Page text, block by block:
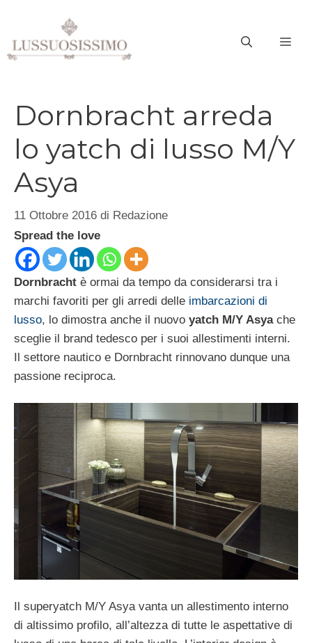
contenuto
Dornbracht arreda
lo yatch di lusso M/Y
Asya
11 Ottobre 2016 di Redazione
Spread the love
Dornbracht è ormai da tempo da considerarsi tra i
marchi favoriti per gli arredi delle imbarcazioni di
lusso, lo dimostra anche il nuovo yatch M/Y Asyache
sceglie il brand tedesco per i suoi allestimenti interni.
Il settore nautico e Dornbracht rinnovano dunque una
passione reciproca.
Il superyatch M/Y Asya vanta un allestimento interno
di altissimo profilo, all’altezza di tutte le aspettative di